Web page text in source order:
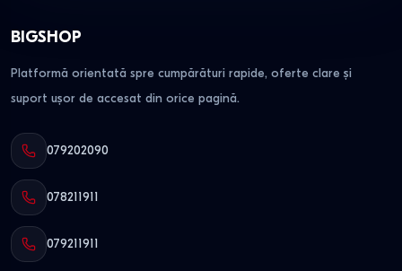
BIGSHOP
Platformă orientată spre cumpărături rapide, oferte clare și
suport ușor de accesat din orice pagină.
079202090
078211911
079211911